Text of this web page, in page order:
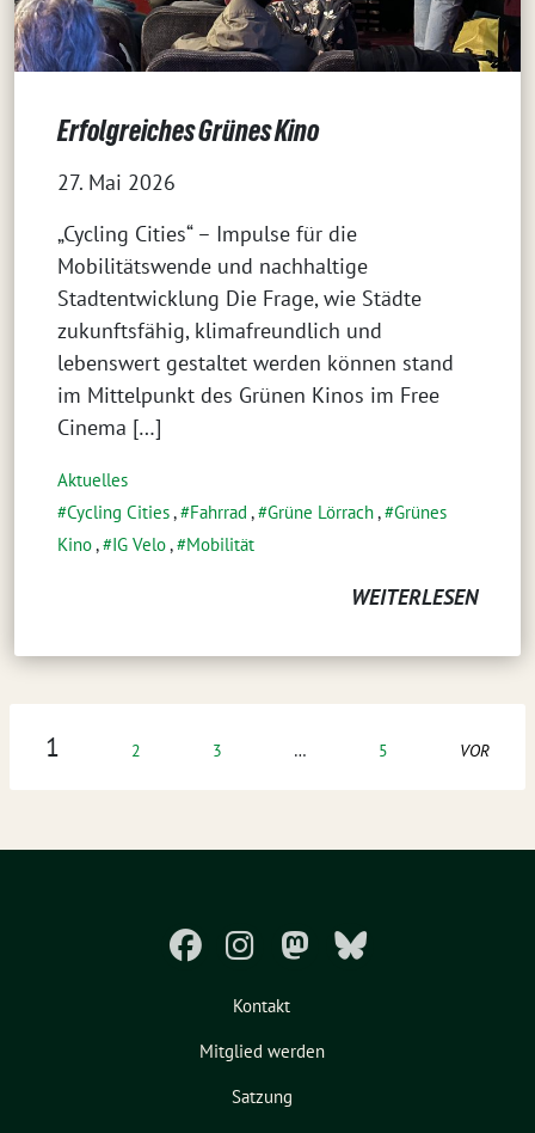
Erfolgreiches Grünes Kino
27. Mai 2026
„Cycling Cities“ – Impulse für die
Mobilitätswende und nachhaltige
Stadtentwicklung Die Frage, wie Städte
zukunftsfähig, klimafreundlich und
lebenswert gestaltet werden können stand
im Mittelpunkt des Grünen Kinos im Free
Cinema […]
Aktuelles
Cycling Cities, Fahrrad , Grüne Lörrach, Grünes
Kino, IG Velo, Mobilität
WEITERLESEN
1 2 3 … 5 VOR
Kontakt
Mitglied werden
Satzung